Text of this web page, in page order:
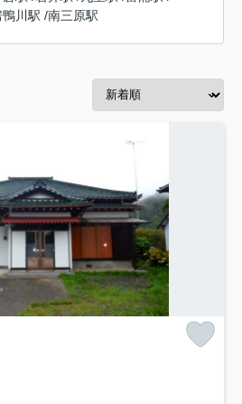
川駅 /南三原駅